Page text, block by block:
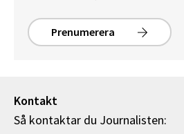
Prenumerera
Kontakt
Så kontaktar du Journalisten: